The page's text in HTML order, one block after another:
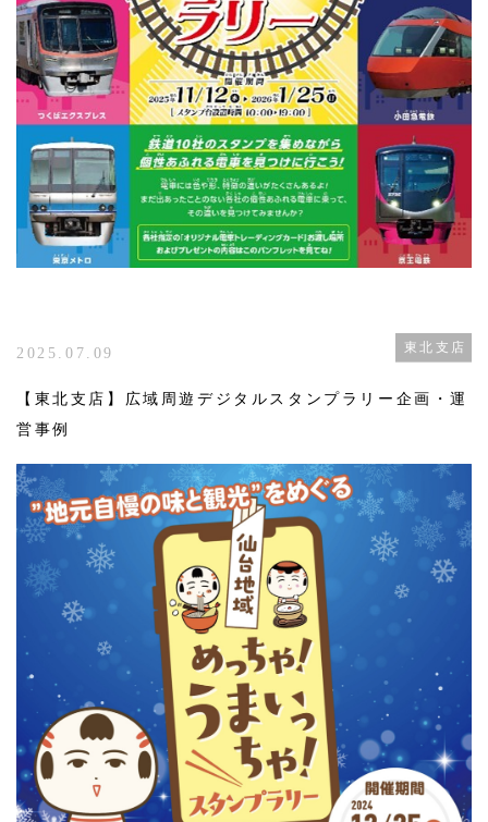
2025.07.09 東北支店
【東北支店】広域周遊デジタルスタンプラリー企画・運
営事例